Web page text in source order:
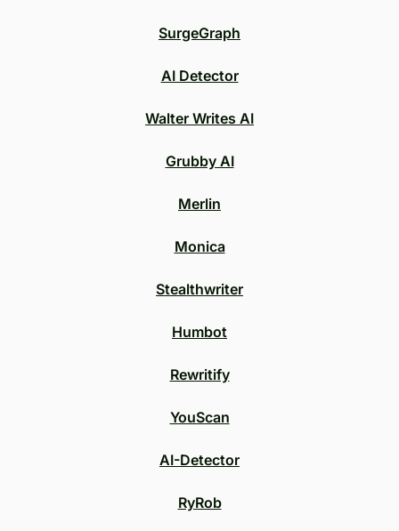
SurgeGraph
AI Detector
Walter Writes AI
Grubby AI
Merlin
Monica
Stealthwriter
Humbot
Rewritify
YouScan
AI-Detector
RyRob